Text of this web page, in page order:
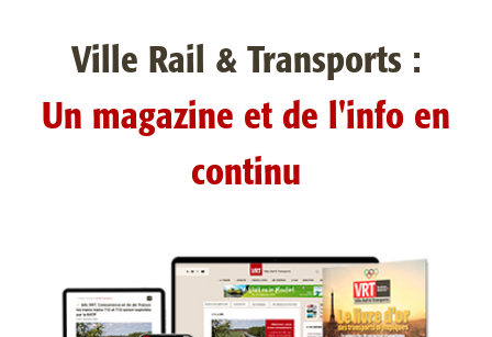
Ville Rail & Transports :
Un magazine et de l'info en
continu